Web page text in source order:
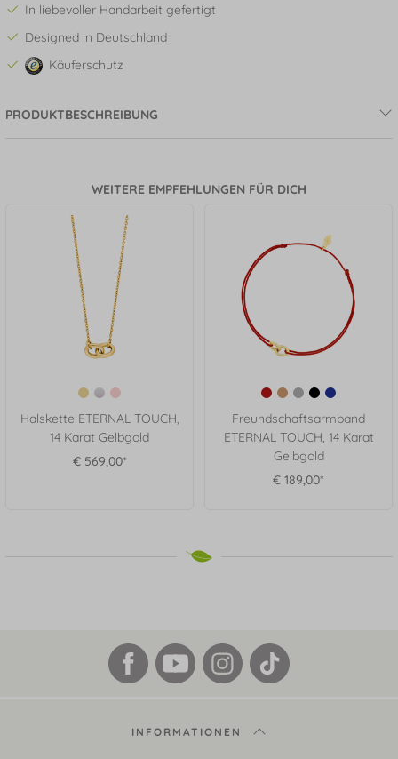
In liebevoller Handarbeit gefertigt
Designed in Deutschland
Käuferschutz
PRODUKTBESCHREIBUNG
WEITERE EMPFEHLUNGEN FÜR DICH
Halskette ETERNAL TOUCH,
14 Karat Gelbgold
€ 569,00*
Freundschaftsarmband
ETERNAL TOUCH, 14 Karat
Gelbgold
€ 189,00*
INFORMATIONEN